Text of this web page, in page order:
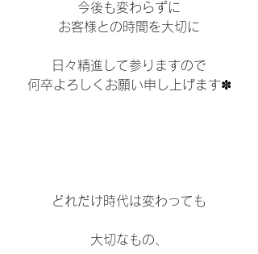
今後も変わらずに
お客様との時間を大切に
日々精進して参りますので
何卒よろしくお願い申し上げます✽
どれだけ時代は変わっても
大切なもの、